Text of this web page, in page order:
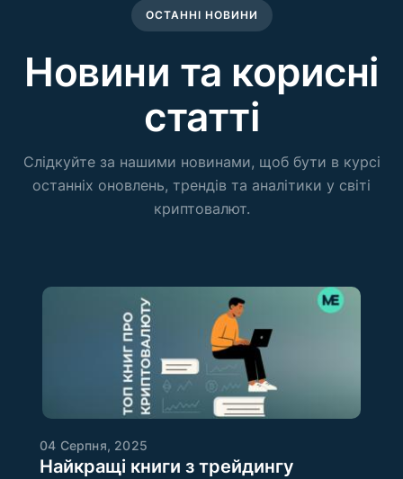
ОСТАННІ НОВИНИ
Новини та корисні
статті
Слідкуйте за нашими новинами, щоб бути в курсі
останніх оновлень, трендів та аналітики у світі
криптовалют.
04 Серпня, 2025
Найкращі книги з трейдингу